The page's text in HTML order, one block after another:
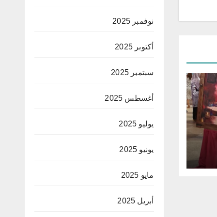
نوفمبر 2025
أكتوبر 2025
سبتمبر 2025
أغسطس 2025
يوليو 2025
يونيو 2025
مايو 2025
أبريل 2025